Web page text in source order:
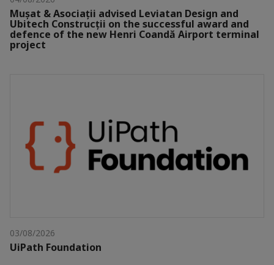
Mușat & Asociații advised Leviatan Design and
Ubitech Construcții on the successful award and
defence of the new Henri Coandă Airport terminal
project
03/08/2026
UiPath Foundation